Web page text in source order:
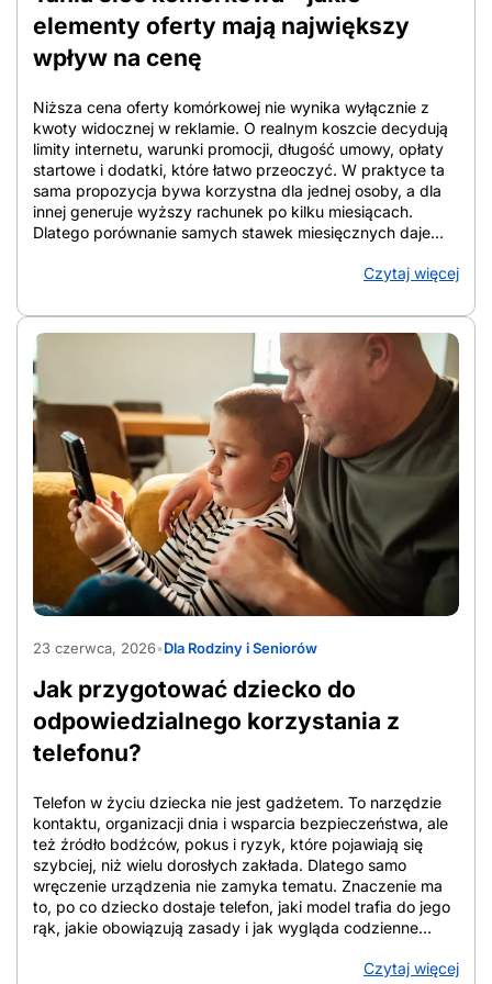
się zbyt […]
elementy oferty mają największy
wpływ na cenę
Niższa cena oferty komórkowej nie wynika wyłącznie z
kwoty widocznej w reklamie. O realnym koszcie decydują
limity internetu, warunki promocji, długość umowy, opłaty
startowe i dodatki, które łatwo przeoczyć. W praktyce ta
sama propozycja bywa korzystna dla jednej osoby, a dla
innej generuje wyższy rachunek po kilku miesiącach.
Dlatego porównanie samych stawek miesięcznych daje
oferty najmocniej wpływają na cenę, jak liczyć koszt
zwracać uwagę przy analizie warunków. Tak łatwiej
ocenić, która oferta faktycznie ogranicza wydatki, a która
tylko dobrze wygląda na starcie. Z artykułu dowiesz się:
Co naprawdę oznacza niska cena oferty komórkowej Tania
sieć komórkowa oznacza relację między miesięczną
opłatą, zakresem usług i warunkami umowy, a nie samą
kwotę z reklamy. Liczy się pełny pakiet. Dla jednej osoby
najtańszy operator komórkowy to plan z dużą paczką
danych i roamingiem UE, a dla innej opcja z minimalnym
doładowaniem, bo telefon służy głównie do odbierania
połączeń. Z tego powodu tanie sieci komórkowe
porównuje się po cenie startowej, zakresie usług i czasie
utrzymania warunków. Przy ocenie oferty znaczenie ma
cena bazowa, czyli standardowa stawka bez ulg, cena po
rabatach, która zależy często od e-faktury, […]
Czytaj więcej
AdobeStock_2065357317
23 czerwca, 2026•Dla Rodziny i Seniorów
Jak przygotować dziecko do
odpowiedzialnego korzystania z
telefonu?
Telefon w życiu dziecka nie jest gadżetem. To narzędzie
kontaktu, organizacji dnia i wsparcia bezpieczeństwa, ale
też źródło bodźców, pokus i ryzyk, które pojawiają się
szybciej, niż wielu dorosłych zakłada. Dlatego samo
wręczenie urządzenia nie zamyka tematu. Znaczenie ma
to, po co dziecko dostaje telefon, jaki model trafia do jego
rąk, jakie obowiązują zasady i jak wygląda codzienne
uporządkowane wskazówki, które pomagają ocenićCzytaj więcej